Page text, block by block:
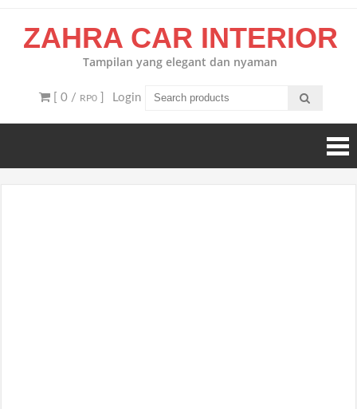
ZAHRA CAR INTERIOR
Tampilan yang elegant dan nyaman
[ 0 / RP0] Login